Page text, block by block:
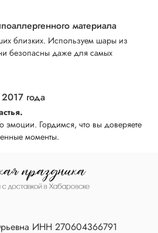
материала
близких. Используем шары из
безопасны даже для самых
года
эмоции. Гордимся, что вы доверяете
моменты.
ИНН 270604366791